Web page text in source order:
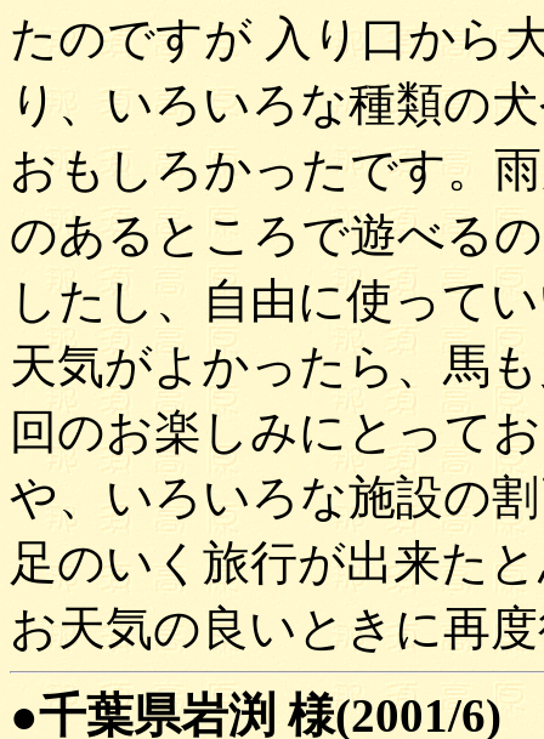
たのですが 入り口から
り、いろいろな種類の
おもしろかったです。
のあるところで遊べる
したし、自由に使って
天気がよかったら、馬
回のお楽しみにとって
や、いろいろな施設の
足のいく旅行が出来た
お天気の良いときに再
●千葉県岩渕 様(2001/6)